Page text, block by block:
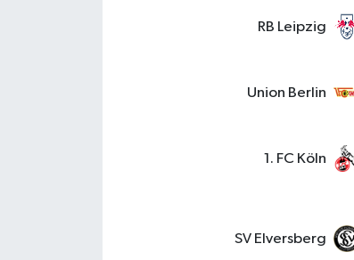
RB Leipzig
Union Berlin
1. FC Köln
SV Elversberg